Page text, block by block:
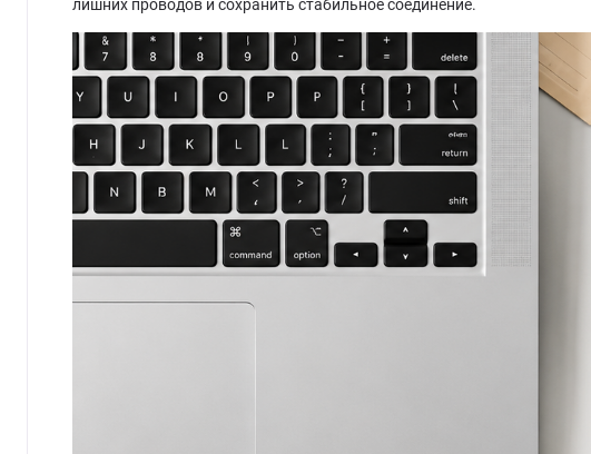
лишних проводов и сохранить стабильное соединение.